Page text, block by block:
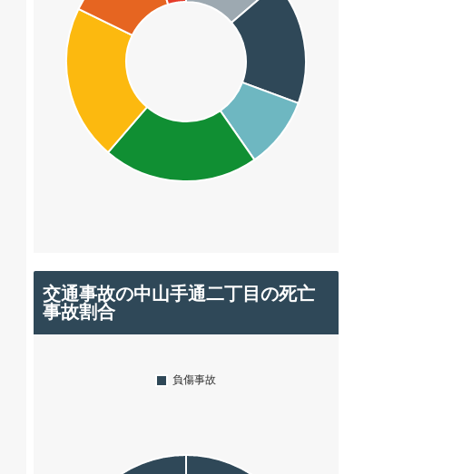
交通事故の中山手通二丁目の死亡
事故割合